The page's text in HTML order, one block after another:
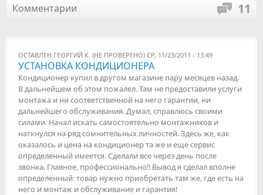
Комментарии 11
ОСТАВЛЕН ГЕОРГИЙ К. (НЕ ПРОВЕРЕНО) СР, 11/23/2011 - 13:49
УСТАНОВКА КОНДИЦИОНЕРА
Кондиционер купил в другом магазине пару месяцев назад.
В дальнейшем об этом пожалел. Там не предоставили услуги
монтажа и ни соответственной на него гарантии, ни
дальнейшего обслуживания. Думал, справлюсь своими
силами. Начал искать самостоятельно монтажников и
наткнулся на ряд сомнительных личностей. Здесь же, как
оказалось и цена на кондиционер та же и еще сервис
определенный имеется. Сделали все через день после
звонка. Главное, профессионально!! Вывод я сделал вполне
определенный: товар нужно приобретать там же, где есть на
него и монтаж и обслуживание и гарантия!